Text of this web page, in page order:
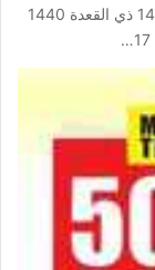
عروض لولو جدة الأسبوعية 17 يوليو 2019 الموافق 14 ذي القعدة 1440